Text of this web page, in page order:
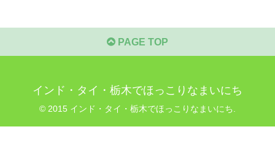
PAGE TOP
インド・タイ・栃木でほっこりなまいにち
© 2015 インド・タイ・栃木でほっこりなまいにち.